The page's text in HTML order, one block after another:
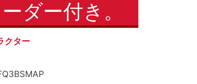
ダー付き。
クター